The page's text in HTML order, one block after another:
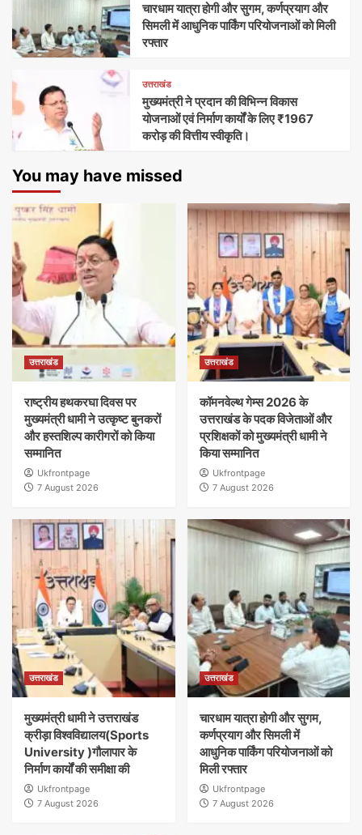
चारधाम यात्रा होगी और सुगम, कर्णप्रयाग और
सिमली में आधुनिक पार्किंग परियोजनाओं को मिली
रफ्तार
उत्तराखंड
मुख्यमंत्री ने प्रदान की विभिन्न विकास
योजनाओं एवं निर्माण कार्यों के लिए ₹1967
करोड़ की वित्तीय स्वीकृति।
You may have missed
उत्तराखंड
राष्ट्रीय हथकरघा दिवस पर
मुख्यमंत्री धामी ने उत्कृष्ट बुनकरों
और हस्तशिल्प कारीगरों को किया
सम्मानित
Ukfrontpage
7 August 2026
उत्तराखंड
कॉमनवेल्थ गेम्स 2026 के
उत्तराखंड के पदक विजेताओं और
प्रशिक्षकों को मुख्यमंत्री धामी ने
किया सम्मानित
Ukfrontpage
7 August 2026
उत्तराखंड
मुख्यमंत्री धामी ने उत्तराखंड
क्रीड़ा विश्वविद्यालय(Sports
University )गौलापार के
निर्माण कार्यों की समीक्षा की
Ukfrontpage
7 August 2026
उत्तराखंड
चारधाम यात्रा होगी और सुगम,
कर्णप्रयाग और सिमली में
आधुनिक पार्किंग परियोजनाओं को
मिली रफ्तार
Ukfrontpage
7 August 2026